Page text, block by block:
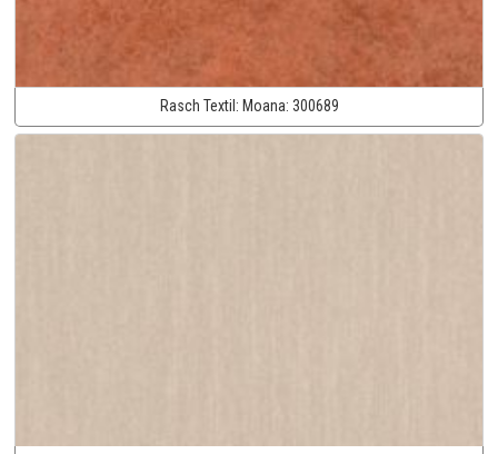
Rasch Textil: Moana: 300689